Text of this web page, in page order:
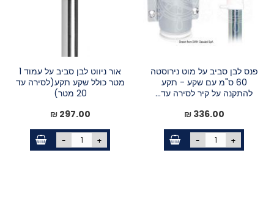
פנס לבן סביב על מוט נירוסטה
60 ס"מ עם שקע - תקע
להתקנה על קיר לסירה עד...
336.00 ₪
- +
אור ניווט לבן סביב על עמוד 1
מטר כולל שקע תקע(לסירה עד
20 מטר)
297.00 ₪
- +